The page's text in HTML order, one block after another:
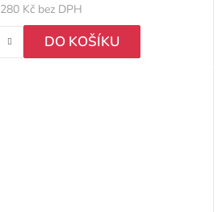
280 Kč bez DPH
DO KOŠÍKU